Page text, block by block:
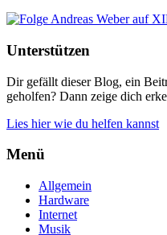
Unterstützen
Dir gefällt dieser Blog, ein
geholfen? Dann zeige dich
Lies hier wie du helfen kannst
Menü
Allgemein
Hardware
Internet
Musik